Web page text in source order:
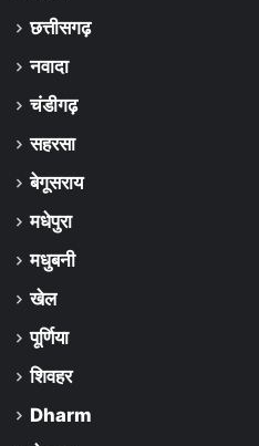
छत्तीसगढ़
नवादा
चंडीगढ़
सहरसा
बेगूसराय
मधेपुरा
मधुबनी
खेल
पूर्णिया
शिवहर
Dharm